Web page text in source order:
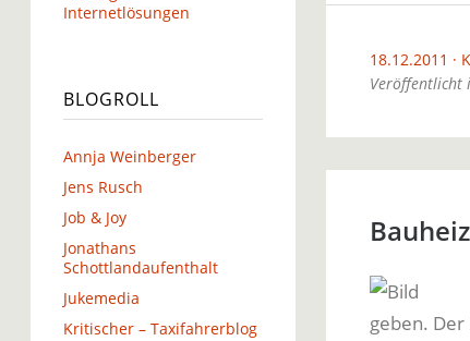
Internetlösungen
BLOGROLL
Annja Weinberger
Jens Rusch
Job & Joy
Jonathans
Schottlandaufenthalt
Jukemedia
Kritischer – Taxifahrerblog
18.12.2011
Veröffentlicht
geben.